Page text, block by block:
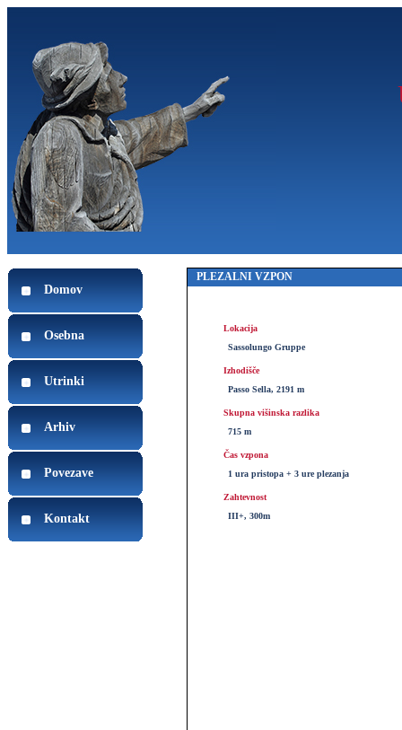
Domov
Osebna
Utrinki
Arhiv
Povezave
Kontakt
PLEZALNI VZPON
Lokacija
Sassolungo Gruppe
Izhodišče
Passo Sella, 2191 m
Skupna višinska razlika
715 m
Čas vzpona
1 ura pristopa + 3 ure plezanja
Zahtevnost
III+, 300m